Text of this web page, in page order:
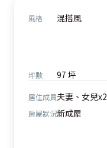
風格 混搭風
坪數 97 坪
居住成員夫妻、女兒x2
房屋狀況新成屋